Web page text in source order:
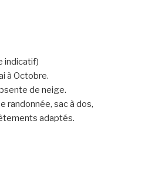
indicatif)
à Octobre.
de neige.
randonnée, sac à dos,
adaptés.